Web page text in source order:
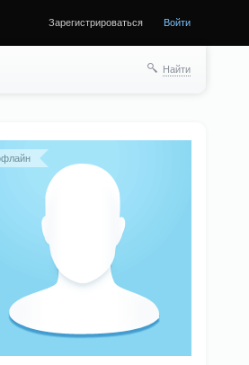
Зарегистрироваться Войти
Найти